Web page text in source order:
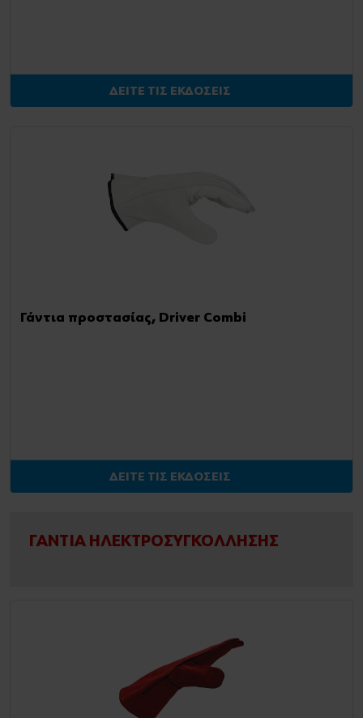
ΔΕΙΤΕ ΤΙΣ ΕΚΔΟΣΕΙΣ
Γάντια προστασίας, Driver Combi
ΔΕΙΤΕ ΤΙΣ ΕΚΔΟΣΕΙΣ
ΓΑΝΤΙΑ ΗΛΕΚΤΡΟΣΥΓΚΟΛΛΗΣΗΣ